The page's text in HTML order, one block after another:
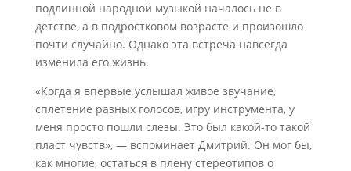
подлинной народной музыкой началось не в
детстве, а в подростковом возрасте и произошло
почти случайно. Однако эта встреча навсегда
изменила его жизнь.
«Когда я впервые услышал живое звучание,
сплетение разных голосов, игру инструмента, у
меня просто пошли слезы. Это был какой-то такой
пласт чувств», — вспоминает Дмитрий. Он мог бы,
как многие, остаться в плену стереотипов о